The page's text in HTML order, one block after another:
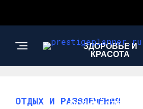
ЗДОРОВЬЕ И
КРАСОТА
ИНТЕРЕСНОЕ И
ОТДЫХ И РАЗВЛЕЧЕНИЯ